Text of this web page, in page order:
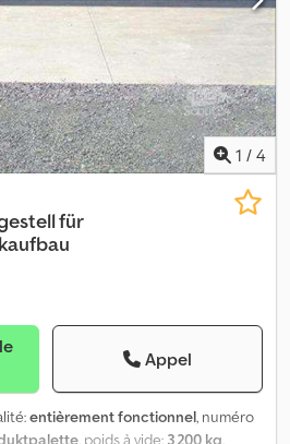
location-achat : durée 48 mois,
de 10 % (possibilité d'utiliser votre
versement de 10 %. * Livraison
de votre ancien véhicule /
vous trouvons une solution !
1 / 4
für
Appel
entièrement fonctionnel, numéro
, poids à vide: 3 200 kg,